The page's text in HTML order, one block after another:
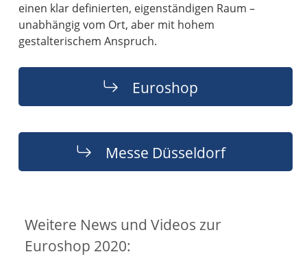
einen klar definierten, eigenständigen Raum –
unabhängig vom Ort, aber mit hohem
gestalterischem Anspruch.
Euroshop
Messe Düsseldorf
Weitere News und Videos zur
Euroshop 2020: